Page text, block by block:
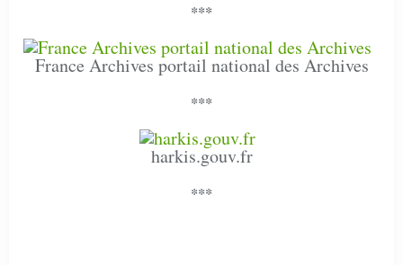
***
France Archives portail national des Archives
***
harkis.gouv.fr
***